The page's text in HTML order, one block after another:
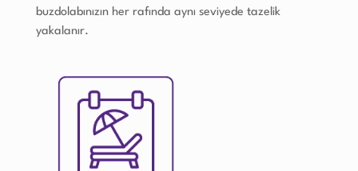
buzdolabınızın her rafında aynı seviyede tazelik
yakalanır.